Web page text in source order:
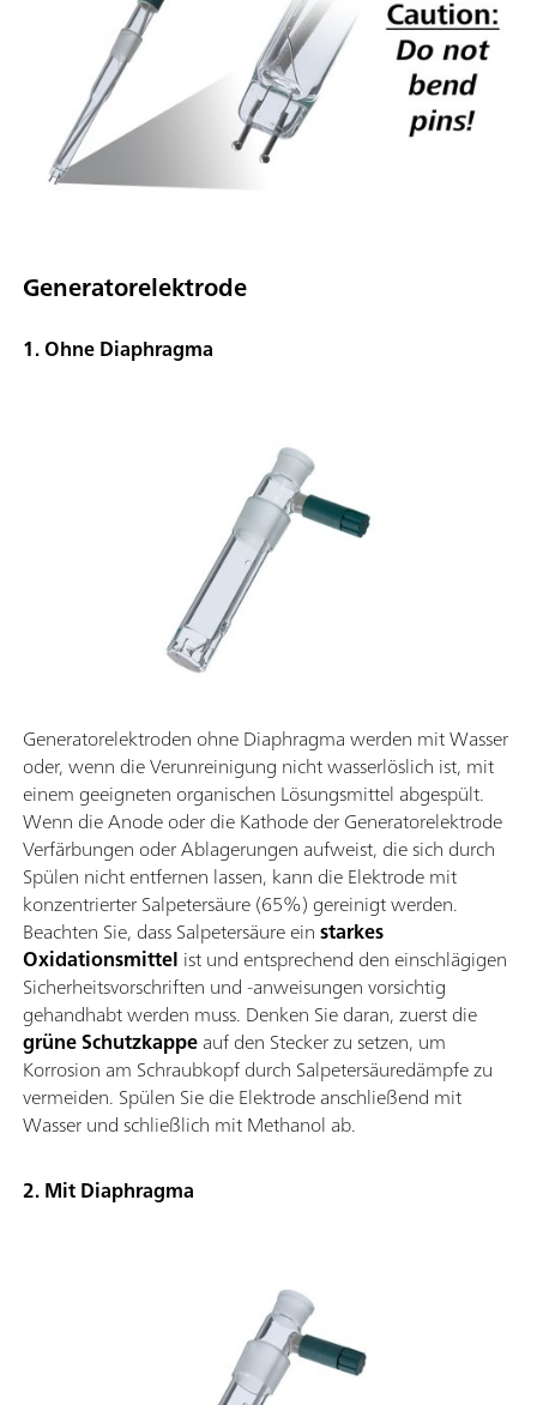
Generatorelektrode
1. Ohne Diaphragma
Generatorelektroden ohne Diaphragma werden mit Wasser
oder, wenn die Verunreinigung nicht wasserlöslich ist, mit
einem geeigneten organischen Lösungsmittel abgespült.
Wenn die Anode oder die Kathode der Generatorelektrode
Verfärbungen oder Ablagerungen aufweist, die sich durch
Spülen nicht entfernen lassen, kann die Elektrode mit
konzentrierter Salpetersäure (65%) gereinigt werden.
Beachten Sie, dass Salpetersäure einstarkes
Oxidationsmittel ist und entsprechend den einschlägigen
Sicherheitsvorschriften und -anweisungen vorsichtig
gehandhabt werden muss. Denken Sie daran, zuerst die
grüne Schutzkappeauf den Stecker zu setzen, um
Korrosion am Schraubkopf durch Salpetersäuredämpfe zu
vermeiden. Spülen Sie die Elektrode anschließend mit
Wasser und schließlich mit Methanol ab.
2. Mit Diaphragma